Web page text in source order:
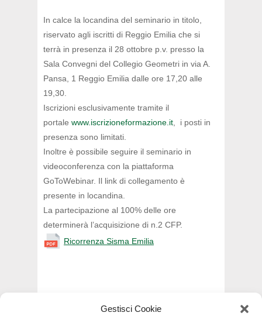
Gestisci Cookie
In calce la locandina del seminario in titolo,
riservato agli iscritti di Reggio Emilia che si
terrà in presenza il 28 ottobre p.v. presso la
Sala Convegni del Collegio Geometri in via A.
Pansa, 1 Reggio Emilia dalle ore 17,20 alle
19,30.
Iscrizioni esclusivamente tramite il
portale www.iscrizioneformazione.it , i posti in
presenza sono limitati.
Inoltre è possibile seguire il seminario in
videoconferenza con la piattaforma
GoToWebinar. Il link di collegamento è
presente in locandina.
La partecipazione al 100% delle ore
determinerà l’acquisizione di n.2 CFP.
Ricorrenza Sisma Emilia